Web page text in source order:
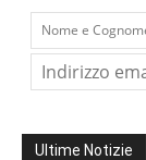
Ultime Notizie